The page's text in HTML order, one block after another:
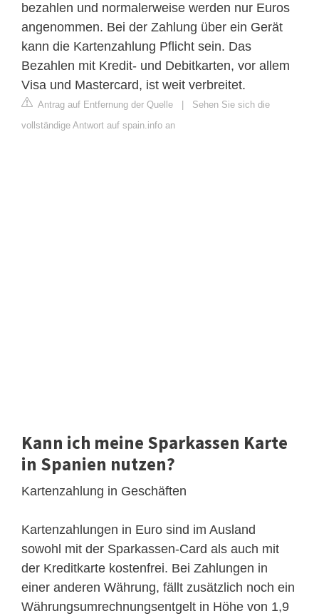
bezahlen und normalerweise werden nur Euros
angenommen. Bei der Zahlung über ein Gerät
kann die Kartenzahlung Pflicht sein. Das
Bezahlen mit Kredit- und Debitkarten, vor allem
Visa und Mastercard, ist weit verbreitet.
Antrag auf Entfernung der Quelle
Sehen Sie sich die
vollständige Antwort auf spain.info an
Kann ich meine Sparkassen Karte
in Spanien nutzen?
Kartenzahlung in Geschäften
Kartenzahlungen in Euro sind im Ausland
sowohl mit der Sparkassen-Card als auch mit
der Kreditkarte kostenfrei. Bei Zahlungen in
einer anderen Währung, fällt zusätzlich noch ein
Währungsumrechnungsentgelt in Höhe von 1,9